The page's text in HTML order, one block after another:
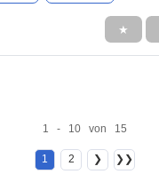
★
1 - 10 von 15
1 2 ❯ ❯❯